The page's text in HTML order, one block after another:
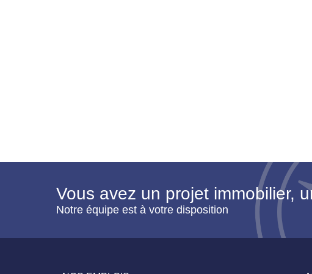
Vous avez un projet immobilier,
Notre équipe est à votre disposition